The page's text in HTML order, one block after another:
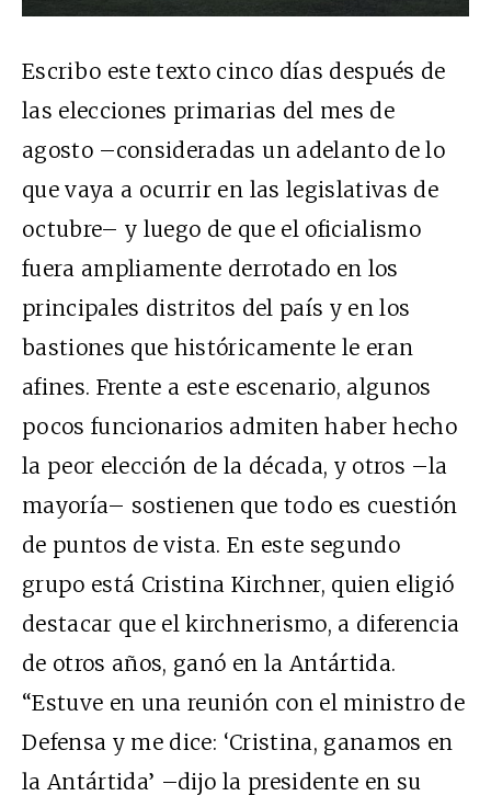
Escribo este texto cinco días después de
las elecciones primarias del mes de
agosto –consideradas un adelanto de lo
que vaya a ocurrir en las legislativas de
octubre– y luego de que el oficialismo
fuera ampliamente derrotado en los
principales distritos del país y en los
bastiones que históricamente le eran
afines. Frente a este escenario, algunos
pocos funcionarios admiten haber hecho
la peor elección de la década, y otros –la
mayoría– sostienen que todo es cuestión
de puntos de vista. En este segundo
grupo está Cristina Kirchner, quien eligió
destacar que el kirchnerismo, a diferencia
de otros años, ganó en la Antártida.
“Estuve en una reunión con el ministro de
Defensa y me dice: ‘Cristina, ganamos en
la Antártida’ –dijo la presidente en su